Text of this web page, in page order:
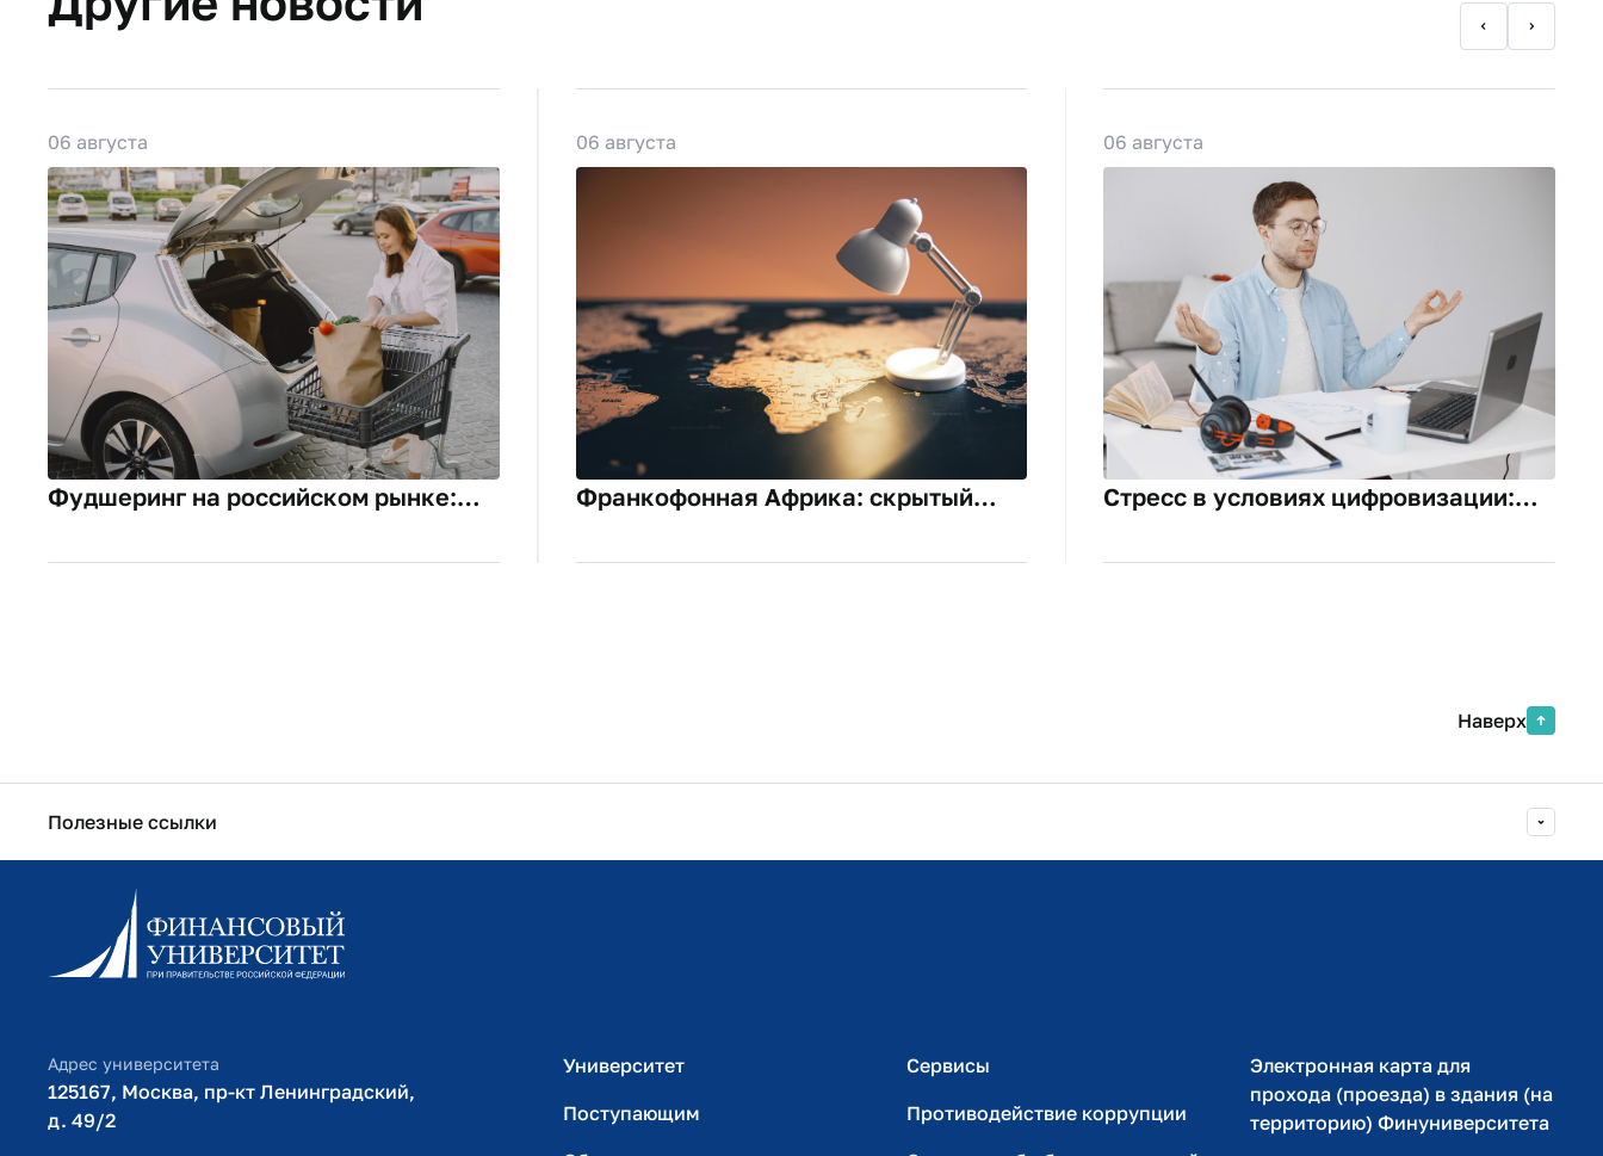
06 августа
Фудшеринг на российском рынке:
06 августа
Франкофонная Африка: скрытый
языкового барьера.
06 августа
Стресс в условиях цифровизации:
Наверх
Полезные ссылки
Информационно-образовательный портал
Личный кабинет поступающего
Библиотечно-информационный комплекс
Адрес университета
125167, Москва, пр-кт Ленинградский,
д. 49/2​
Университет
Поступающим
Сервисы
Противодействие коррупции
Электронная карта для
прохода (проезда) в здания (на
территорию) Финуниверситета